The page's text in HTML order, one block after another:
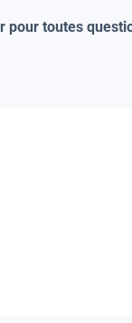
pour toutes